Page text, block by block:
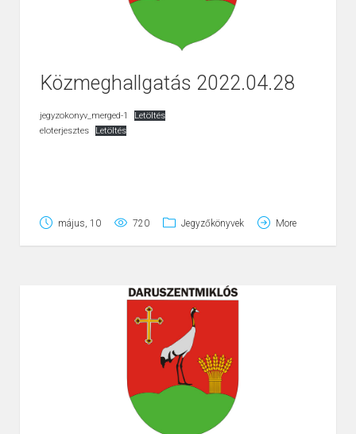
Közmeghallgatás 2022.04.28
jegyzokonyv_merged-1
Letöltés
eloterjesztes
Letöltés
május, 10 720 Jegyzőkönyvek More